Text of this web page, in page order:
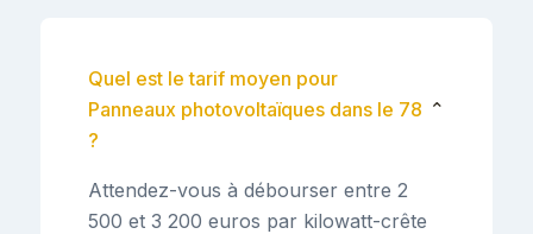
Quel est le tarif moyen pour
Panneaux photovoltaïques dans le 78
?
⌄
Attendez-vous à débourser entre 2
500 et 3 200 euros par kilowatt-crête